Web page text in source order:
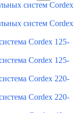
систем Cordex
систем Cordex
Cordex 125-
Cordex 125-
Cordex 220-
Cordex 220-